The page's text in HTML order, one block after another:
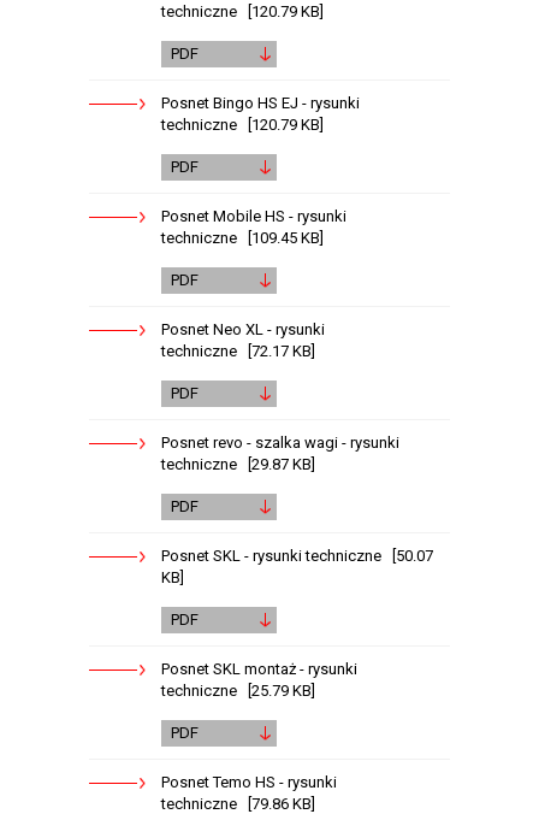
techniczne [120.79 KB]
PDF
Posnet Bingo HS EJ - rysunki
techniczne [120.79 KB]
PDF
Posnet Mobile HS - rysunki
techniczne [109.45 KB]
PDF
Posnet Neo XL - rysunki
techniczne [72.17 KB]
PDF
Posnet revo - szalka wagi - rysunki
techniczne [29.87 KB]
PDF
Posnet SKL - rysunki techniczne [50.07
KB]
PDF
Posnet SKL montaż - rysunki
techniczne [25.79 KB]
PDF
Posnet Temo HS - rysunki
techniczne [79.86 KB]